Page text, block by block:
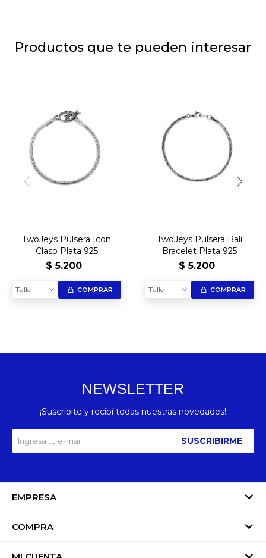
Productos que te pueden interesar
TwoJeys Pulsera Icon
Clasp Plata 925
$ 5.200
Talle COMPRAR
TwoJeys Pulsera Bali
Bracelet Plata 925
$ 5.200
Talle COMPRAR
EMPRESA
COMPRA
NEWSLETTER
¡Suscribite y recibí todas nuestras novedades!
SUSCRIBIRME